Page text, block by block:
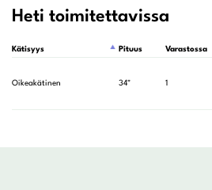
Heti toimitettavissa
Kätisyys Pituus Varastossa
Oikeakätinen 34" 1